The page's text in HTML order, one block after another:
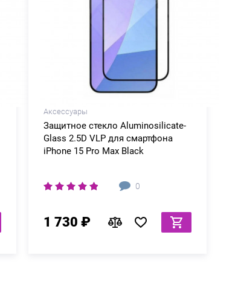
Аксессуары
Защитное стекло Aluminosilicate-
Glass 2.5D VLP для смартфона
iPhone 15 Pro Max Black
0
1 730 ₽